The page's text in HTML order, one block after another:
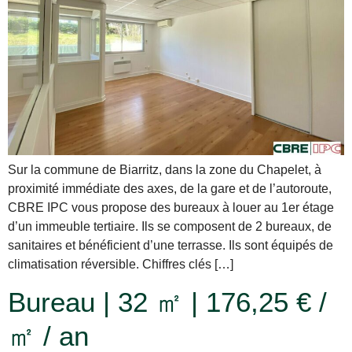
Sur la commune de Biarritz, dans la zone du Chapelet, à
proximité immédiate des axes, de la gare et de l’autoroute,
CBRE IPC vous propose des bureaux à louer au 1er étage
d’un immeuble tertiaire. Ils se composent de 2 bureaux, de
sanitaires et bénéficient d’une terrasse. Ils sont équipés de
climatisation réversible. Chiffres clés […]
Bureau | 32 ㎡ | 176,25 € /
㎡ / an